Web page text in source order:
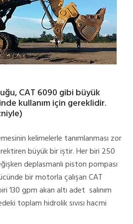
CAT 6090 gibi büyük
kullanım için gereklidir.
kelimelerle tanımlanması zor
büyük bir iştir. Her biri 250
deplasmanlı piston pompası
bir motorla çalışan CAT
130 gpm akan altı adet salınım
toplam hidrolik sıvısı hacmi